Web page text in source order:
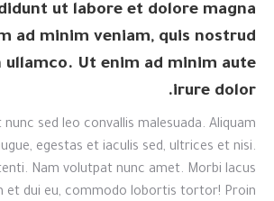
ut labore et dolore magna
ad minim veniam, quis nostrud
Ut enim ad minim aute
irure dolor.
nunc sed leo convallis malesuada. Aliquam
egestas et iaculis sed, ultrices et nisi.
Nam volutpat nunc amet. Morbi lacus
et dui eu, commodo lobortis tortor! Proin